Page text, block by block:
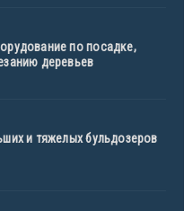
по посадке,
деревьев
и тяжелых бульдозеров